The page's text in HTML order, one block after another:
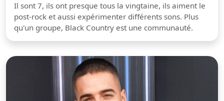
Il sont 7, ils ont presque tous la vingtaine, ils aiment le
post-rock et aussi expérimenter différents sons. Plus
qu'un groupe, Black Country est une communauté.